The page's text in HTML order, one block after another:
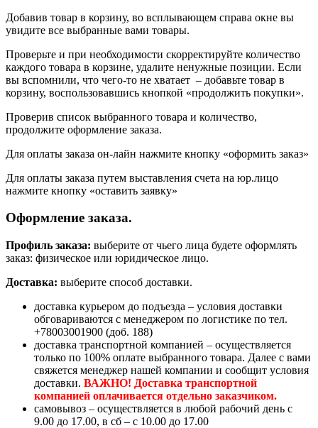
Добавив товар в корзину, во всплывающем справа окне вы
увидите все выбранные вами товары.
Проверьте и при необходимости скорректируйте количество
каждого товара в корзине, удалите ненужные позиции. Если
вы вспомнили, что чего-то не хватает – добавьте товар в
корзину, воспользовавшись кнопкой «продолжить покупки».
Проверив список выбранного товара и количество,
продолжите оформление заказа.
Для оплаты заказа он-лайн нажмите кнопку «оформить заказ»
Для оплаты заказа путем выставления счета на юр.лицо
нажмите кнопку «оставить заявку»
Оформление заказа.
Профиль заказа: выберите от чьего лица будете оформлять
заказ: физическое или юридическое лицо.
Доставка: выберите способ доставки.
доставка курьером до подъезда – условия доставки
обговариваются с менеджером по логистике по тел.
+78003001900 (доб. 188)
доставка транспортной компанией – осуществляется
только по 100% оплате выбранного товара. Далее с вами
свяжется менеджер нашей компании и сообщит условия
доставки. ВАЖНО! Доставка транспортной
компанией оплачивается отдельно заказчиком.
самовывоз – осуществляется в любой рабочий день с
9.00 до 17.00, в сб – с 10.00 до 17.00